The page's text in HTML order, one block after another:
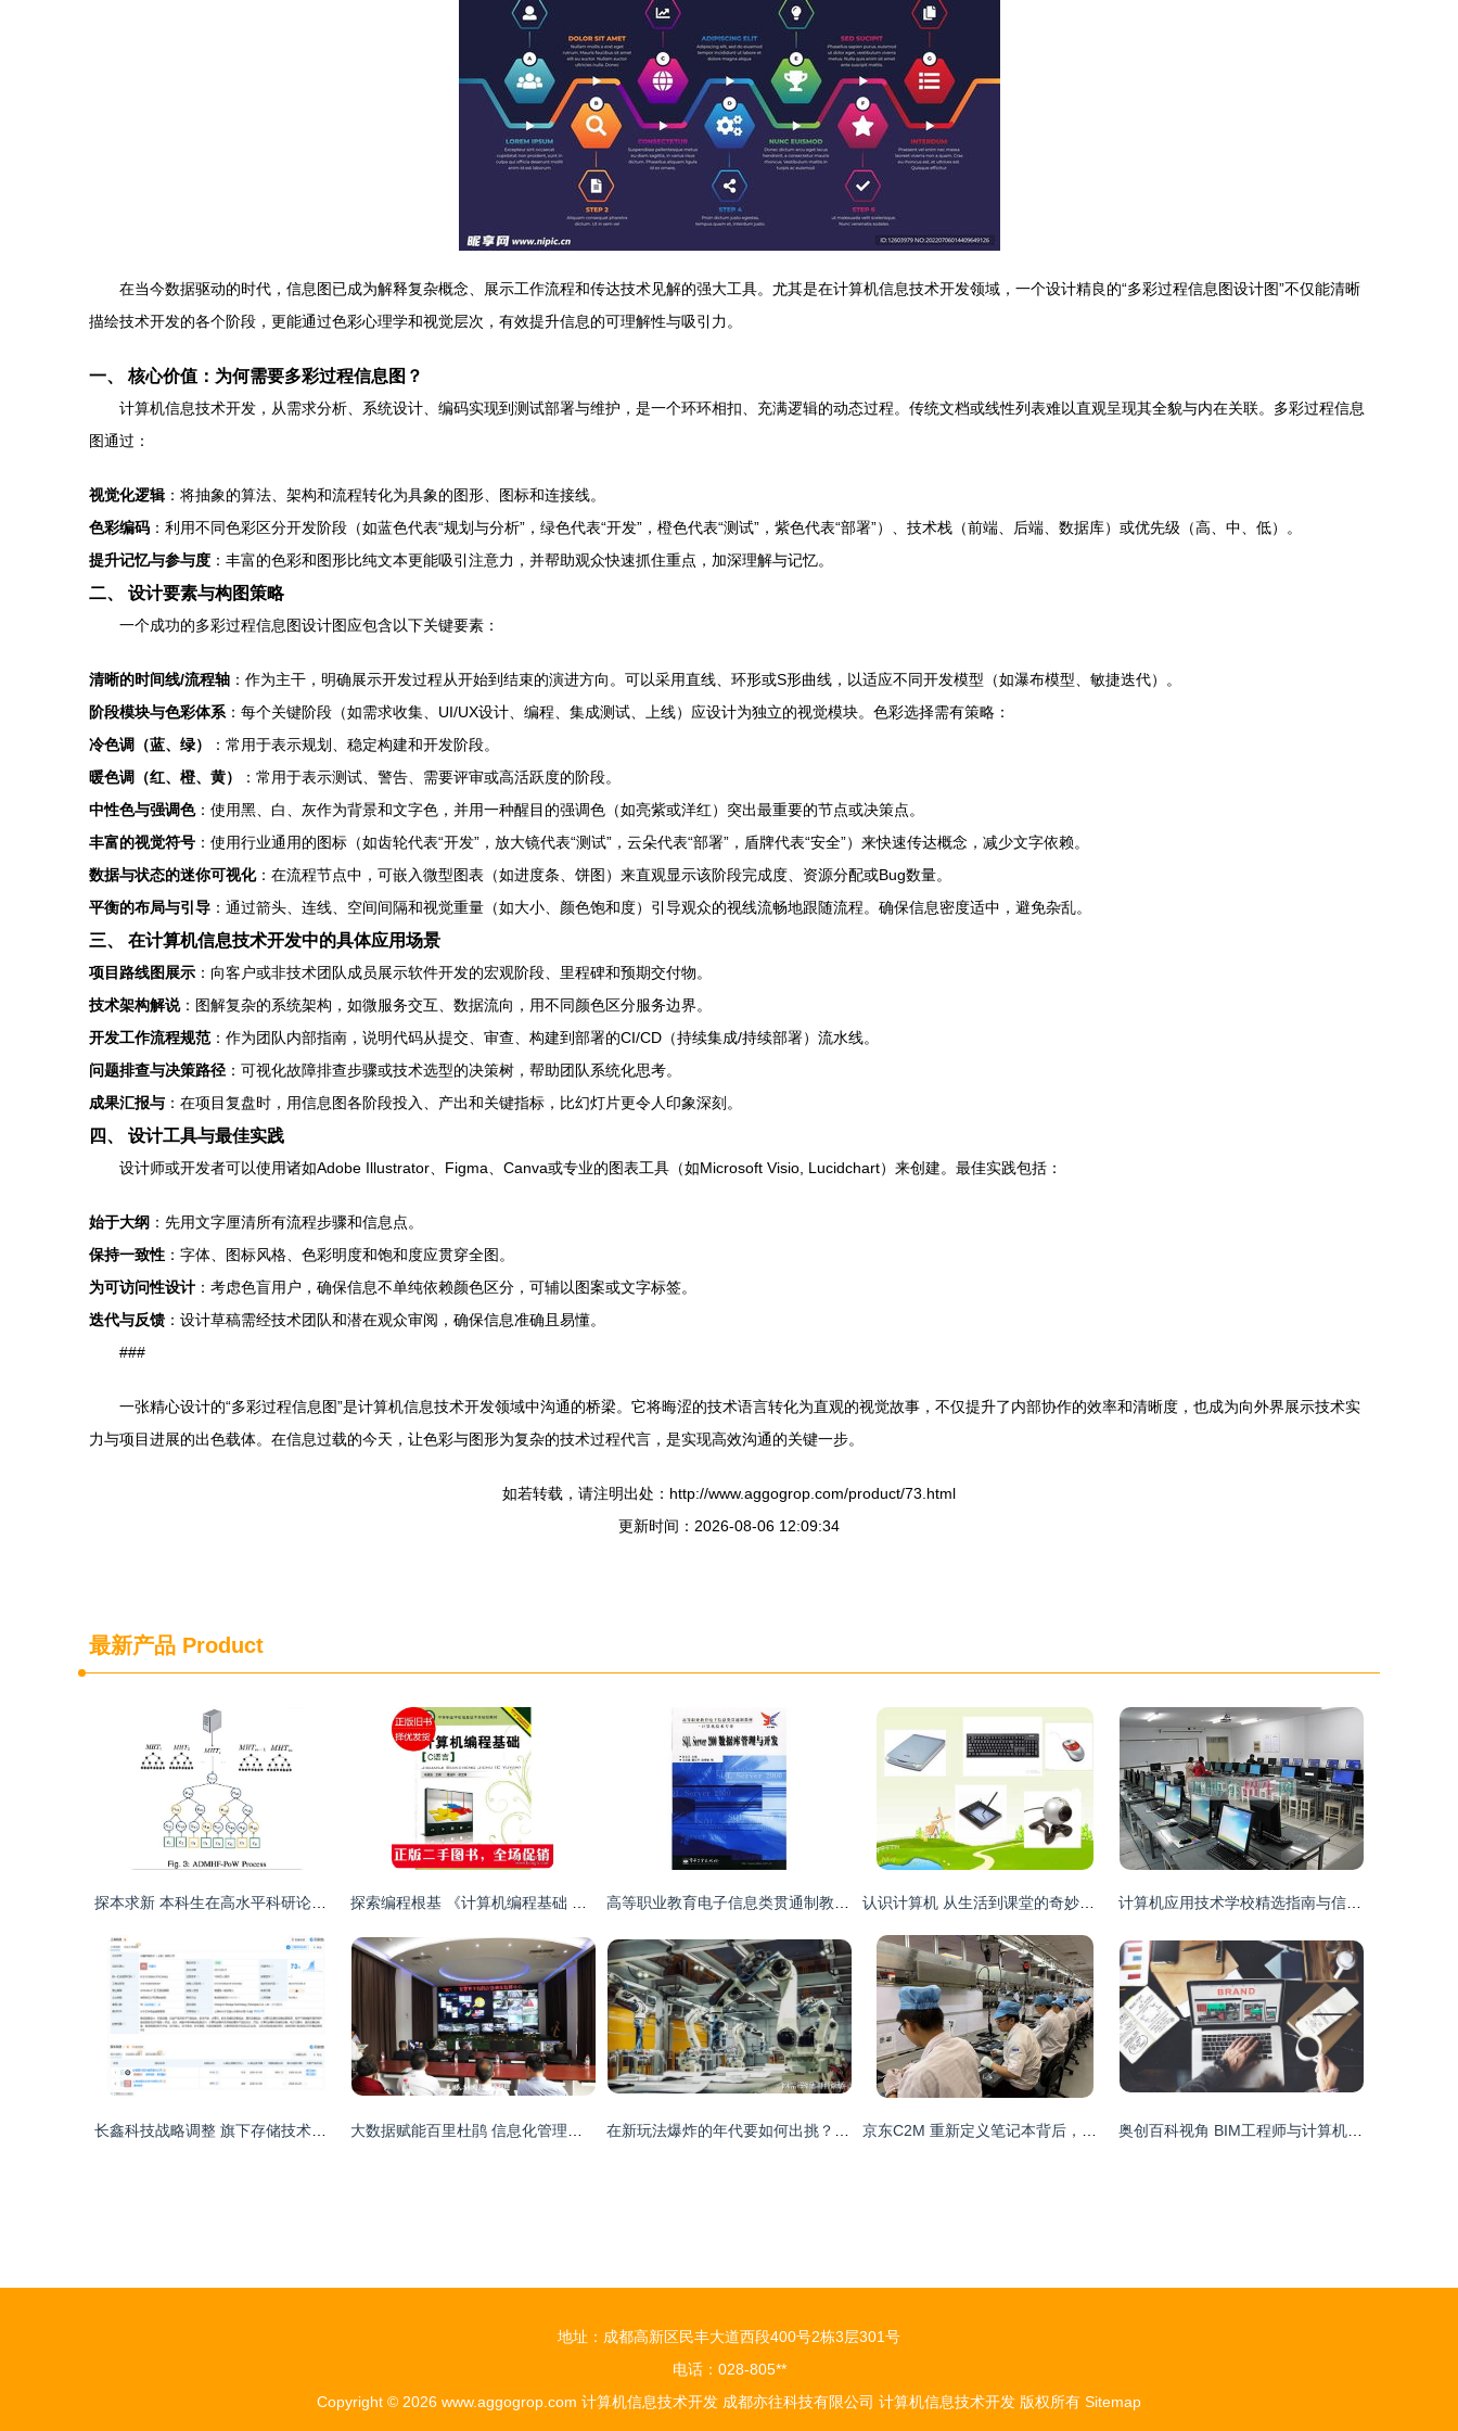
在当今数据驱动的时代，信息图已成为解释复杂概念、展示工作流程和传达技术见解的强大工具。尤其是在计算机信息技术开发领域，一个设计精良的“多彩过程信息图设计图”不仅能清晰
描绘技术开发的各个阶段，更能通过色彩心理学和视觉层次，有效提升信息的可理解性与吸引力。
一、 核心价值：为何需要多彩过程信息图？
计算机信息技术开发，从需求分析、系统设计、编码实现到测试部署与维护，是一个环环相扣、充满逻辑的动态过程。传统文档或线性列表难以直观呈现其全貌与内在关联。多彩过程信息
图通过：
视觉化逻辑 ：将抽象的算法、架构和流程转化为具象的图形、图标和连接线。
色彩编码 ：利用不同色彩区分开发阶段（如蓝色代表“规划与分析”，绿色代表“开发”，橙色代表“测试”，紫色代表“部署”）、技术栈（前端、后端、数据库）或优先级（高、中、低）。
提升记忆与参与度 ：丰富的色彩和图形比纯文本更能吸引注意力，并帮助观众快速抓住重点，加深理解与记忆。
二、 设计要素与构图策略
一个成功的多彩过程信息图设计图应包含以下关键要素：
清晰的时间线/流程轴 ：作为主干，明确展示开发过程从开始到结束的演进方向。可以采用直线、环形或S形曲线，以适应不同开发模型（如瀑布模型、敏捷迭代）。
阶段模块与色彩体系 ：每个关键阶段（如需求收集、UI/UX设计、编程、集成测试、上线）应设计为独立的视觉模块。色彩选择需有策略：
冷色调（蓝、绿）
：常用于表示规划、稳定构建和开发阶段。
暖色调（红、橙、黄）
：常用于表示测试、警告、需要评审或高活跃度的阶段。
中性色与强调色：使用黑、白、灰作为背景和文字色，并用一种醒目的强调色（如亮紫或洋红）突出最重要的节点或决策点。
丰富的视觉符号 ：使用行业通用的图标（如齿轮代表“开发”，放大镜代表“测试”，云朵代表“部署”，盾牌代表“安全”）来快速传达概念，减少文字依赖。
数据与状态的迷你可视化：在流程节点中，可嵌入微型图表（如进度条、饼图）来直观显示该阶段完成度、资源分配或Bug数量。
平衡的布局与引导 ：通过箭头、连线、空间间隔和视觉重量（如大小、颜色饱和度）引导观众的视线流畅地跟随流程。确保信息密度适中，避免杂乱。
三、 在计算机信息技术开发中的具体应用场景
项目路线图展示 ：向客户或非技术团队成员展示软件开发的宏观阶段、里程碑和预期交付物。
技术架构解说：图解复杂的系统架构，如微服务交互、数据流向，用不同颜色区分服务边界。
开发工作流程规范 ：作为团队内部指南，说明代码从提交、审查、构建到部署的CI/CD（持续集成/持续部署）流水线。
问题排查与决策路径 ：可视化故障排查步骤或技术选型的决策树，帮助团队系统化思考。
成果汇报与 ：在项目复盘时，用信息图各阶段投入、产出和关键指标，比幻灯片更令人印象深刻。
四、 设计工具与最佳实践
设计师或开发者可以使用诸如Adobe Illustrator、Figma、Canva或专业的图表工具（如Microsoft Visio, Lucidchart）来创建。最佳实践包括：
始于大纲 ：先用文字厘清所有流程步骤和信息点。
保持一致性 ：字体、图标风格、色彩明度和饱和度应贯穿全图。
为可访问性设计 ：考虑色盲用户，确保信息不单纯依赖颜色区分，可辅以图案或文字标签。
迭代与反馈 ：设计草稿需经技术团队和潜在观众审阅，确保信息准确且易懂。
###
一张精心设计的“多彩过程信息图”是计算机信息技术开发领域中沟通的桥梁。它将晦涩的技术语言转化为直观的视觉故事，不仅提升了内部协作的效率和清晰度，也成为向外界展示技术实
力与项目进展的出色载体。在信息过载的今天，让色彩与图形为复杂的技术过程代言，是实现高效沟通的关键一步。
如若转载，请注明出处：http://www.aggogrop.com/product/73.html
更新时间：2026-08-06 12:09:34
最新产品 Product
地址：成都高新区民丰大道西段400号2栋3层301号
电话：028-805**
Copyright © 2026 www.aggogrop.com 计算机信息技术开发 成都亦往科技有限公司 计算机信息技术开发 版权所有 Sitemap